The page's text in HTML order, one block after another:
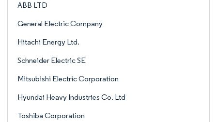
ABB LTD
General Electric Company
Hitachi Energy Ltd.
Schneider Electric SE
Mitsubishi Electric Corporation
Hyundai Heavy Industries Co. Ltd
Toshiba Corporation